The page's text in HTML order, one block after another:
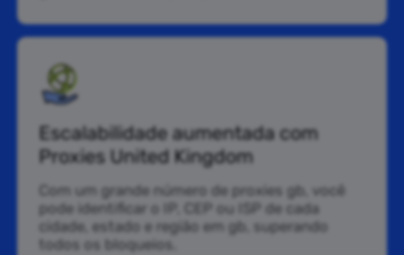
Escalabilidade aumentada com
Proxies United Kingdom
Com um grande número de proxies gb, você
pode identificar o IP, CEP ou ISP de cada
cidade, estado e região em gb, superando
todos os bloqueios.